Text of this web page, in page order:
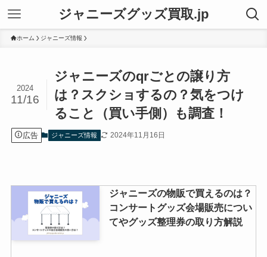
ジャニーズグッズ買取.jp
ホーム ジャニーズ情報
ジャニーズのqrごとの譲り方
は？スクショするの？気をつけ
ること（買い手側）も調査！
2024
11/16
広告 ジャニーズ情報 2024年11月16日
ジャニーズの物販で買えるのは？
コンサートグッズ会場販売につい
てやグッズ整理券の取り方解説